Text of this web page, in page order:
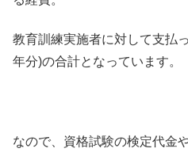
教育訓練実施者に対して支払
年分)の合計となっています。
なので、資格試験の検定代金